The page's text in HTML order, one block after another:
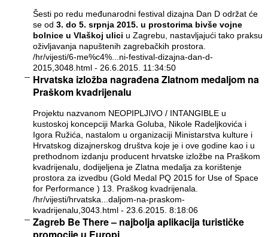
Šesti po redu međunarodni festival dizajna Dan D održat će
se od 3. do 5. srpnja 2015. u prostorima bivše vojne
bolnice u Vlaškoj ulici u Zagrebu, nastavljajući tako praksu
oživljavanja napuštenih zagrebačkih prostora.
/hr/vijesti/6-me%c4%...ni-festival-dizajna-dan-d-
2015,3048.html- 26.6.2015. 11:34:50
Hrvatska izložba nagrađena Zlatnom medaljom na
Praškom kvadrijenalu
Projektu nazvanom NEOPIPLJIVO / INTANGIBLE u
kustoskoj koncepciji Marka Goluba, Nikole Radeljkovića i
Igora Ružića, nastalom u organizaciji Ministarstva kulture i
Hrvatskog dizajnerskog društva koje je i ove godine kao i u
prethodnom izdanju producent hrvatske izložbe na Praškom
kvadrijenalu, dodijeljena je Zlatna medalja za korištenje
prostora za izvedbu (Gold Medal PQ 2015 for Use of Space
for Performance ) 13. Praškog kvadrijenala.
/hr/vijesti/hrvatska...daljom-na-praskom-
kvadrijenalu,3043.html- 23.6.2015. 8:18:06
Zagreb Be There – najbolja aplikacija turističke